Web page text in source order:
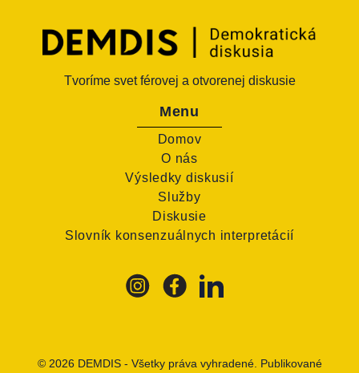
Tvoríme svet férovej a otvorenej diskusie
Menu
Domov
O nás
Výsledky diskusií
Služby
Diskusie
Slovník konsenzuálnych interpretácií
© 2026 DEMDIS- Všetky práva vyhradené. Publikované